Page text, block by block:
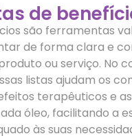
de
são ferramentas
de forma clara e
ou serviço. No
listas ajudam os
terapêuticos e as
óleo, facilitando a
às suas